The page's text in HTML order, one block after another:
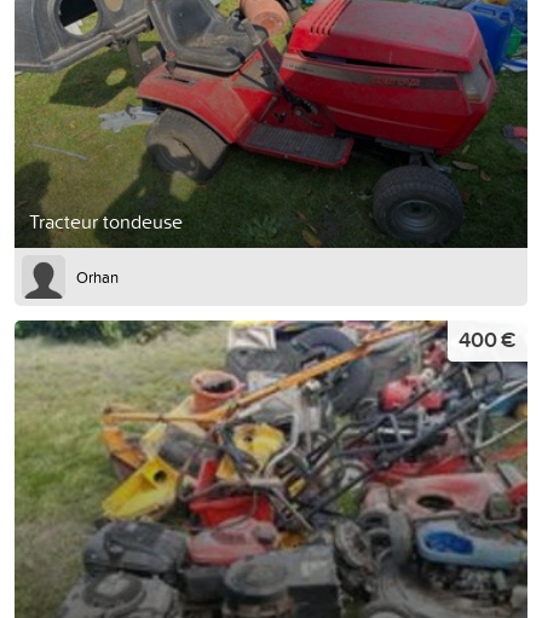
Tracteur tondeuse
Orhan
400 €